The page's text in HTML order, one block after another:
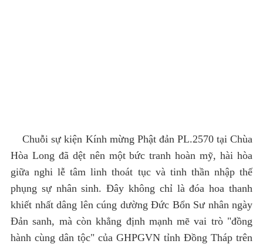
Chuỗi sự kiện Kính mừng Phật đản PL.2570 tại Chùa
Hòa Long đã dệt nên một bức tranh hoàn mỹ, hài hòa
giữa nghi lễ tâm linh thoát tục và tinh thần nhập thế
phụng sự nhân sinh. Đây không chỉ là đóa hoa thanh
khiết nhất dâng lên cúng dường Đức Bổn Sư nhân ngày
Đản sanh, mà còn khẳng định mạnh mẽ vai trò "đồng
hành cùng dân tộc" của GHPGVN tỉnh Đồng Tháp trên